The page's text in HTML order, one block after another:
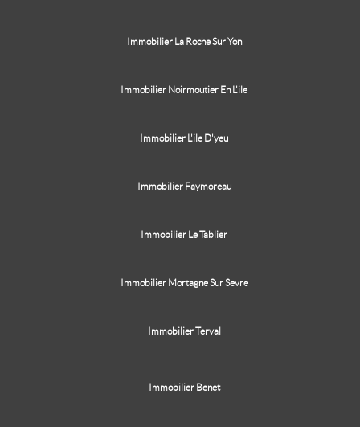
Immobilier La Roche Sur Yon
Immobilier Noirmoutier En L'ile
Immobilier L'ile D'yeu
Immobilier Faymoreau
Immobilier Le Tablier
Immobilier Mortagne Sur Sevre
Immobilier Terval
Immobilier Benet